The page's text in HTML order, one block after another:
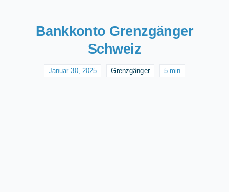
Bankkonto Grenzgänger
Schweiz
Januar 30, 2025 Grenzgänger 5 min